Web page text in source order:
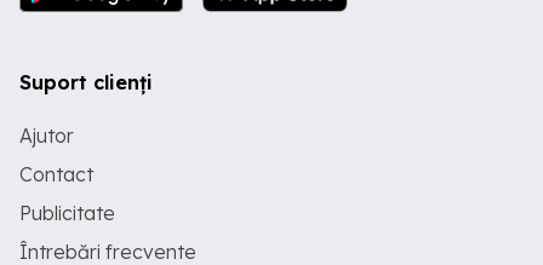
Suport clienți
Ajutor
Contact
Publicitate
Întrebări frecvente